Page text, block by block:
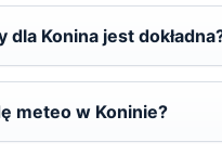
Konina jest
meteo w Koninie?